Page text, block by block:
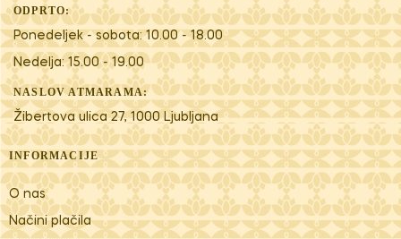
ODPRTO:
Ponedeljek - sobota: 10.00 - 18.00
Nedelja: 15.00 - 19.00
NASLOV ATMARAMA:
Žibertova ulica 27, 1000 Ljubljana
INFORMACIJE
O nas
Načini plačila